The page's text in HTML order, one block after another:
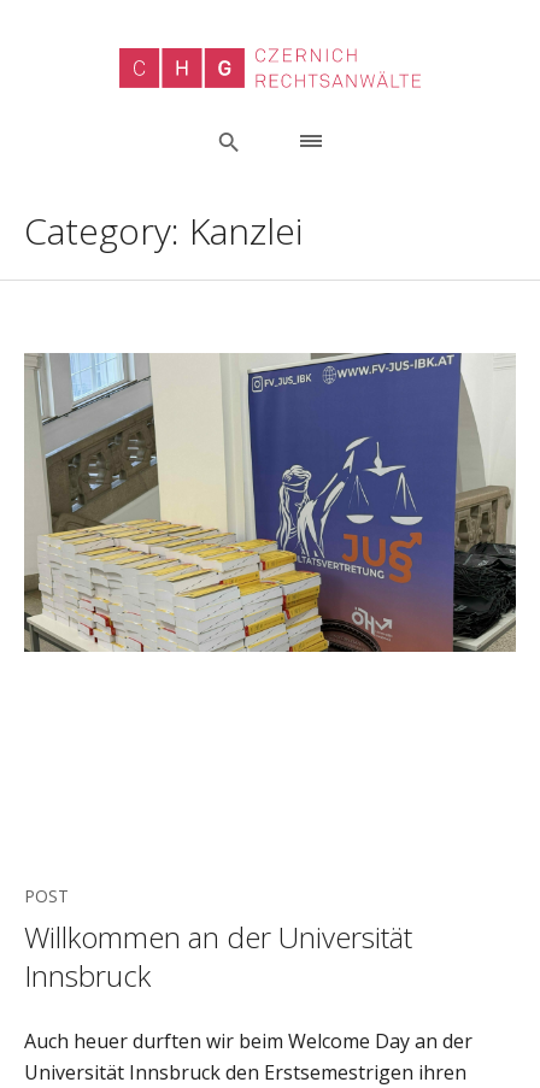
Category: Kanzlei
POST
Willkommen an der Universität
Innsbruck
Auch heuer durften wir beim Welcome Day an der
Universität Innsbruck den Erstsemestrigen ihren